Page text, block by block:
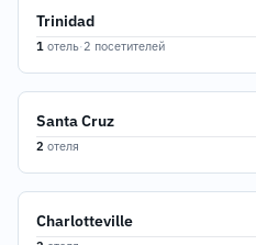
Trinidad
1 отель·2 посетителей
Santa Cruz
2 отеля
Charlotteville